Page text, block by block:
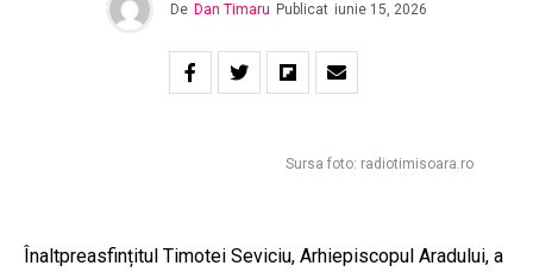
De Dan Timaru Publicat iunie 15, 2026
Sursa foto: radiotimisoara.ro
Înaltpreasfințitul Timotei Seviciu, Arhiepiscopul Aradului, a